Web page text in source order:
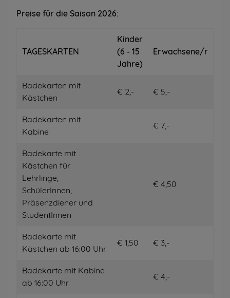
Preise für die Saison 2026:
TAGESKARTEN
Kinder
(6 - 15
Jahre)
Erwachsene/r
Badekarten mit
Kästchen
€ 2,- € 5,-
Badekarten mit
Kabine
€ 7,-
Badekarte mit
Kästchen für
Lehrlinge,
SchülerInnen,
Präsenzdiener und
StudentInnen
€ 4,50
Badekarte mit
Kästchen ab 16:00 Uhr
€ 1,50 € 3,-
Badekarte mit Kabine
ab 16:00 Uhr
€ 4,-